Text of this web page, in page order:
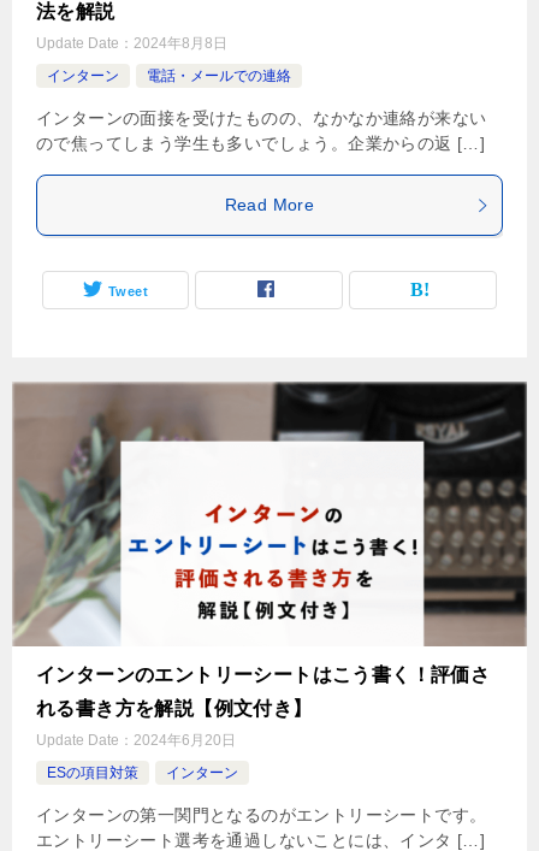
法を解説
Update Date： 2024年8月8日
インターン
電話・メールでの連絡
インターンの面接を受けたものの、なかなか連絡が来ない
ので焦ってしまう学生も多いでしょう。企業からの返 […]
Read More
Tweet
インターンのエントリーシートはこう書く！評価さ
れる書き方を解説【例文付き】
Update Date： 2024年6月20日
ESの項目対策
インターン
インターンの第一関門となるのがエントリーシートです。
エントリーシート選考を通過しないことには、インタ […]